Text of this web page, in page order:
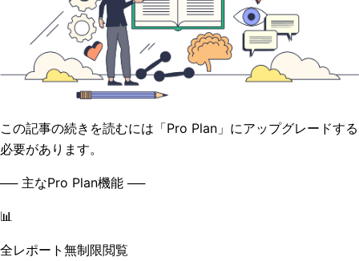
この記事の続きを読むには「Pro Plan」にアップグレードする
必要があります。
── 主なPro Plan機能 ──
📊
全レポート無制限閲覧